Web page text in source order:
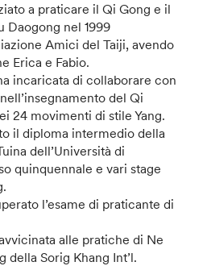
a praticare il Qi Gong e il
Daogong nel 1999
Amici del Taiji, avendo
Erica e Fabio.
incaricata di collaborare con
del Qi
24 movimenti di stile Yang.
il diploma intermedio della
dell’Università di
quinquennale e vari stage
l’esame di praticante di
alle pratiche di Ne
della Sorig Khang Int’l.